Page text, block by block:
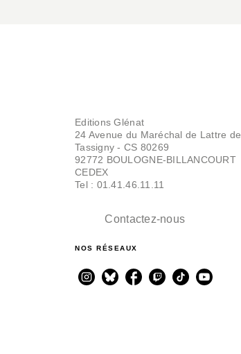
Editions Glénat
24 Avenue du Maréchal de Lattre de
Tassigny - CS 80269
92772 BOULOGNE-BILLANCOURT
CEDEX
Tel : 01.41.46.11.11
Contactez-nous
NOS RÉSEAUX